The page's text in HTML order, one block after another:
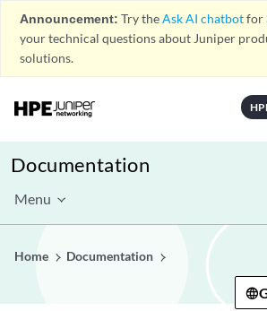
Announcement: Try theAsk AI chatbotfor
your technical questions about Juniper
solutions.
Documentation
Menu
Home Documentation